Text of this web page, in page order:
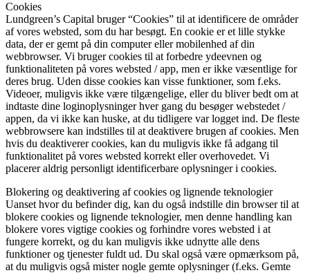
Cookies
Lundgreen’s Capital bruger “Cookies” til at identificere de områder
af vores websted, som du har besøgt. En cookie er et lille stykke
data, der er gemt på din computer eller mobilenhed af din
webbrowser. Vi bruger cookies til at forbedre ydeevnen og
funktionaliteten på vores websted / app, men er ikke væsentlige for
deres brug. Uden disse cookies kan visse funktioner, som f.eks.
Videoer, muligvis ikke være tilgængelige, eller du bliver bedt om at
indtaste dine loginoplysninger hver gang du besøger webstedet /
appen, da vi ikke kan huske, at du tidligere var logget ind. De fleste
webbrowsere kan indstilles til at deaktivere brugen af ​​cookies. Men
hvis du deaktiverer cookies, kan du muligvis ikke få adgang til
funktionalitet på vores websted korrekt eller overhovedet. Vi
placerer aldrig personligt identificerbare oplysninger i cookies.
Blokering og deaktivering af cookies og lignende teknologier
Uanset hvor du befinder dig, kan du også indstille din browser til at
blokere cookies og lignende teknologier, men denne handling kan
blokere vores vigtige cookies og forhindre vores websted i at
fungere korrekt, og du kan muligvis ikke udnytte alle dens
funktioner og tjenester fuldt ud. Du skal også være opmærksom på,
at du muligvis også mister nogle gemte oplysninger (f.eks. Gemte